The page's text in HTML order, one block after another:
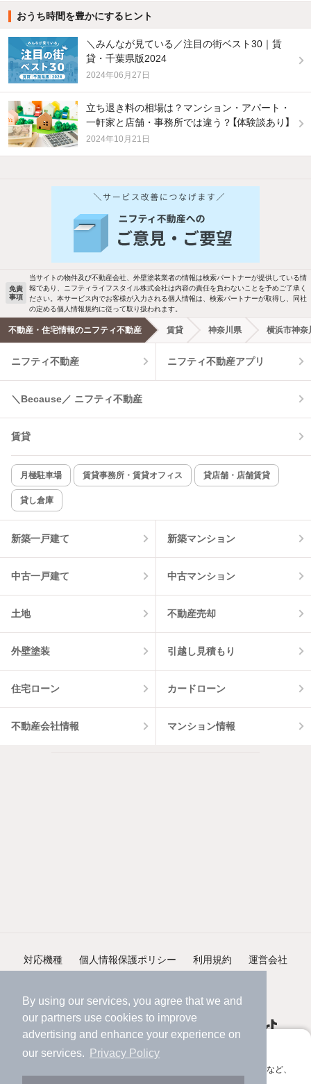
By using our services, you agree that we and
our partners use cookies to improve
advertising and enhance your experience on
our services.
Privacy Policy
アプリに切り替えて、サクサクお部屋探し
会員登録なしですぐ使える。マップ検索やお気に入り保存など、
おうち時間を豊かにするヒント
＼みんなが見ている／注目の街ベスト30｜賃
貸・千葉県版2024
2024年06月27日
立ち退き料の相場は？マンション・アパート・
一軒家と店舗・事務所では違う？【体験談あり】
2024年10月21日
免責
事項
当サイトの物件及び不動産会社、外壁塗装業者の情報は検索パートナーが提供している情
報であり、ニフティライフスタイル株式会社は内容の責任を負わないことを予めご了承く
ださい。本サービス内でお客様が入力される個人情報は、検索パートナーが取得し、同社
の定める個人情報規約に従って取り扱われます。
不動産・住宅情報のニフティ不動産 賃貸 神奈川県 横浜市神奈
ニフティ不動産 ニフティ不動産アプリ
＼Because／ ニフティ不動産
賃貸
月極駐車場 賃貸事務所・賃貸オフィス 貸店舗・店舗賃貸
貸し倉庫
新築一戸建て 新築マンション
中古一戸建て 中古マンション
土地 不動産売却
外壁塗装 引越し見積もり
住宅ローン カードローン
不動産会社情報 マンション情報
対応機種 個人情報保護ポリシー 利用規約 運営会社
©NIFTY Lifestyle Co., Ltd.